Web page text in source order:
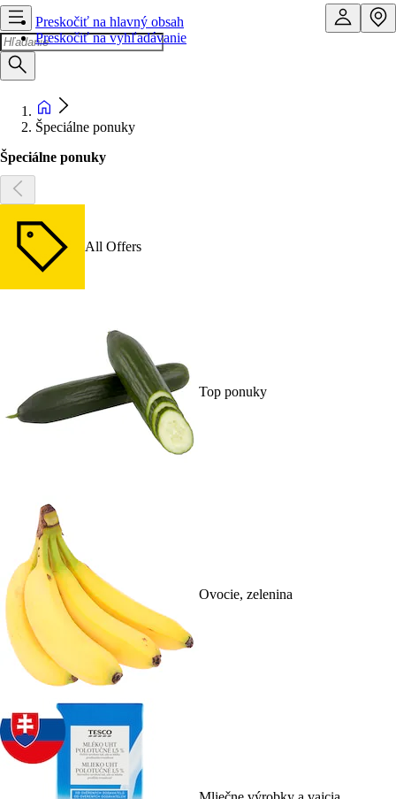
Preskočiť na hlavný obsah
Preskočiť na vyhľadávanie
Špeciálne ponuky
Špeciálne ponuky
All Offers
Top ponuky
Ovocie, zelenina